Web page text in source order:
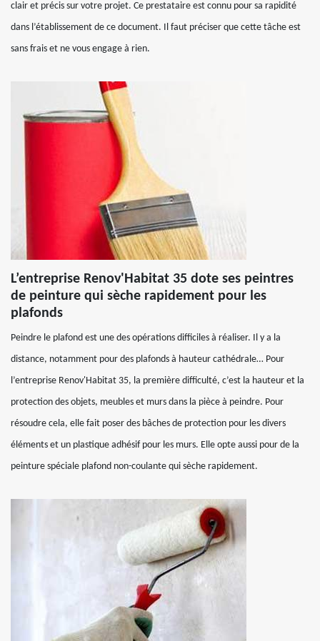
clair et précis sur votre projet. Ce prestataire est connu pour sa rapidité
dans l’établissement de ce document. Il faut préciser que cette tâche est
sans frais et ne vous engage à rien.
L’entreprise Renov'Habitat 35 dote ses peintres
de peinture qui sèche rapidement pour les
plafonds
Peindre le plafond est une des opérations difficiles à réaliser. Il y a la
distance, notamment pour des plafonds à hauteur cathédrale… Pour
l’entreprise Renov'Habitat 35, la première difficulté, c’est la hauteur et la
protection des objets, meubles et murs dans la pièce à peindre. Pour
résoudre cela, elle fait poser des bâches de protection pour les divers
éléments et un plastique adhésif pour les murs. Elle opte aussi pour de la
peinture spéciale plafond non-coulante qui sèche rapidement.